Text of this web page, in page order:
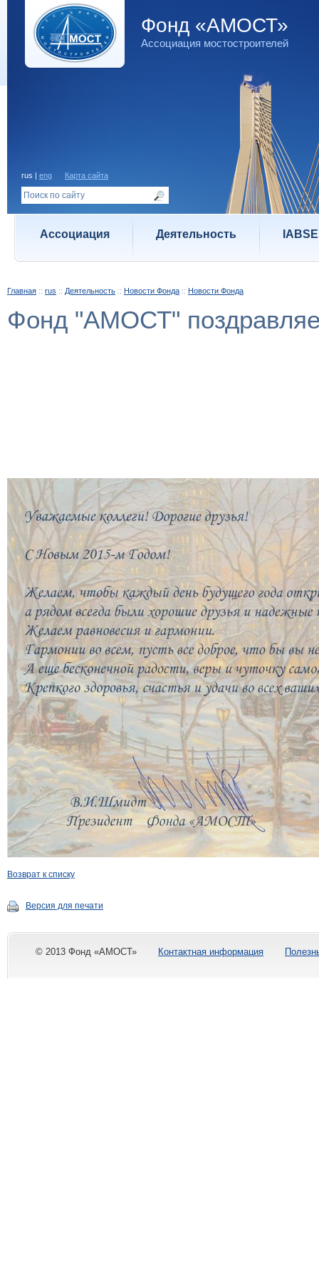
Фонд «АМОСТ»
Ассоциация мостостроителей
rus | eng Карта сайта
Ассоциация Деятельность IABSE
Главная :: rus :: Деятельность :: Новости Фонда :: Новости Фонда
Фонд "АМОСТ"
Возврат к списку
Версия для печати
© 2013 Фонд «АМОСТ» Контактная информация